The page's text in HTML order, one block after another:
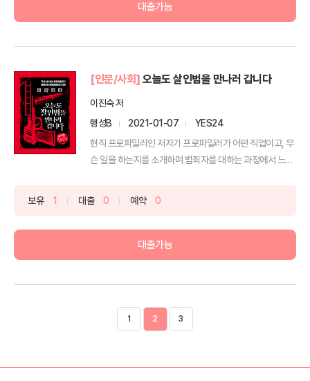
대출가능
[인문/사회] 오늘도 살인범을 만나러 갑니다
이진숙 저
행성B
2021-01-07
YES24
현직 프로파일러인 저자가 프로파일러가 어떤 직업이고, 무
슨 일을 하는지를 소개하며 범죄자를 대하는 과정에서 느끼
보유 1 대출 0 예약 0
대출가능
1 2 3